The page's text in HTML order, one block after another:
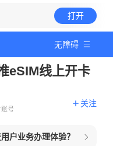
打开
无障碍
eSIM线上开卡
号
关注
户业务办理体验？